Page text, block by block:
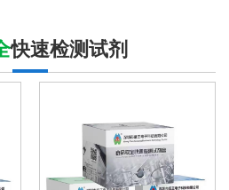
快速检测试剂